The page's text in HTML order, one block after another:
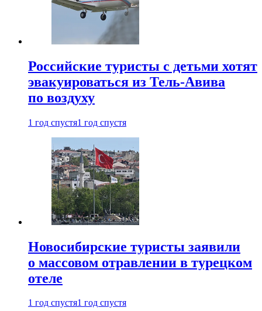
Российские туристы с детьми хотят
эвакуироваться из Тель-Авива
по воздуху
1 год спустя1 год спустя
Новосибирские туристы заявили
о массовом отравлении в турецком
отеле
1 год спустя1 год спустя